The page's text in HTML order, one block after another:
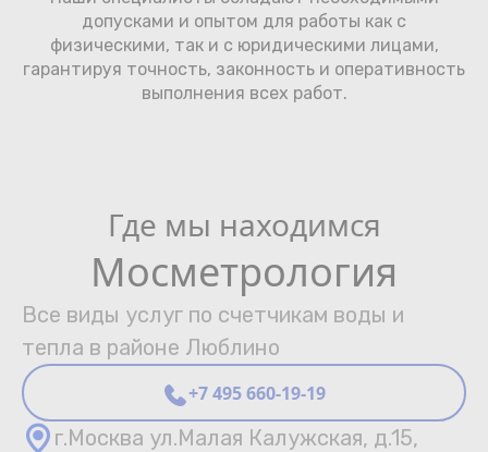
допусками и опытом для работы как с
физическими, так и с юридическими лицами,
гарантируя точность, законность и оперативность
выполнения всех работ.
Где мы находимся
Мосметрология
Все виды услуг по счетчикам воды и
тепла в районе Люблино
+7 495 660-19-19
г.Москва ул.Малая Калужская, д.15,